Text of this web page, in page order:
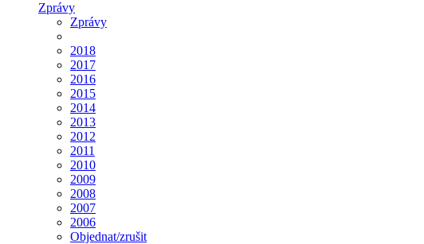
Zprávy
Zprávy
2018
2017
2016
2015
2014
2013
2012
2011
2010
2009
2008
2007
2006
Objednat/zrušit